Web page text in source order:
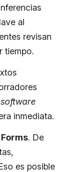
al
revisan
tiempo.
software
inmediata.
. De
es posible